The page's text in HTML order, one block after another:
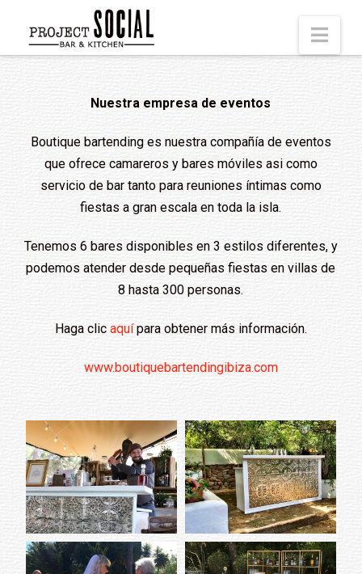
Nuestra empresa de eventos
Boutique bartending es nuestra compañía de eventos
que ofrece camareros y bares móviles asi como
servicio de bar tanto para reuniones íntimas como
fiestas a gran escala en toda la isla.
Tenemos 6 bares disponibles en 3 estilos diferentes, y
podemos atender desde pequeñas fiestas en villas de
8 hasta 300 personas.
Haga clic aquípara obtener más información.
www.boutiquebartendingibiza.com